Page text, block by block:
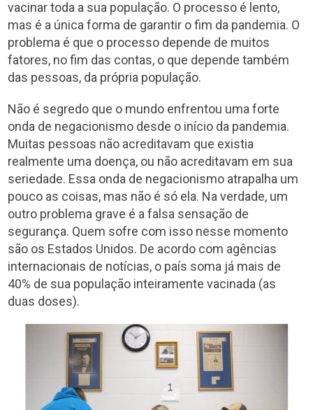
vacinar toda a sua população. O processo é lento,
mas é a única forma de garantir o fim da pandemia. O
problema é que o processo depende de muitos
fatores, no fim das contas, o que depende também
das pessoas, da própria população.
Não é segredo que o mundo enfrentou uma forte
onda de negacionismo desde o início da pandemia.
Muitas pessoas não acreditavam que existia
realmente uma doença, ou não acreditavam em sua
seriedade. Essa onda de negacionismo atrapalha um
pouco as coisas, mas não é só ela. Na verdade, um
outro problema grave é a falsa sensação de
segurança. Quem sofre com isso nesse momento
são os Estados Unidos. De acordo com agências
internacionais de notícias, o país soma já mais de
40% de sua população inteiramente vacinada (as
duas doses).